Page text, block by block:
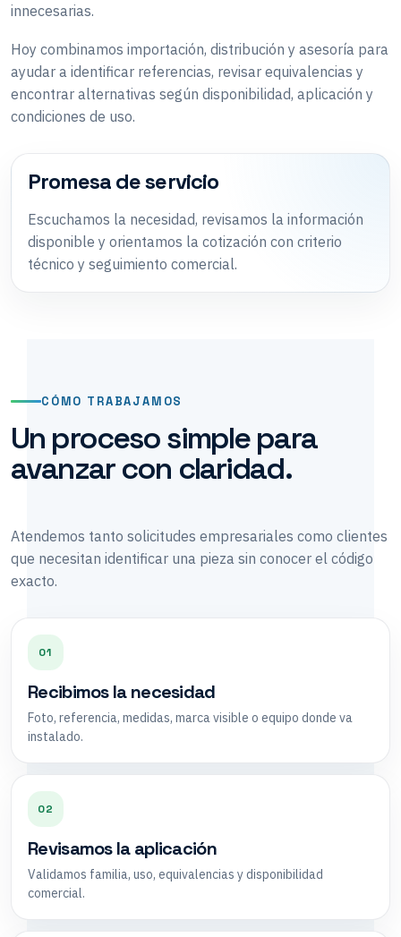
innecesarias.
Hoy combinamos importación, distribución y asesoría para
ayudar a identificar referencias, revisar equivalencias y
encontrar alternativas según disponibilidad, aplicación y
condiciones de uso.
Promesa de servicio
Escuchamos la necesidad, revisamos la información
disponible y orientamos la cotización con criterio
técnico y seguimiento comercial.
CÓMO TRABAJAMOS
Un proceso simple para
avanzar con claridad.
Atendemos tanto solicitudes empresariales como clientes
que necesitan identificar una pieza sin conocer el código
exacto.
01
Recibimos la necesidad
Foto, referencia, medidas, marca visible o equipo donde va
instalado.
02
Revisamos la aplicación
Validamos familia, uso, equivalencias y disponibilidad
comercial.